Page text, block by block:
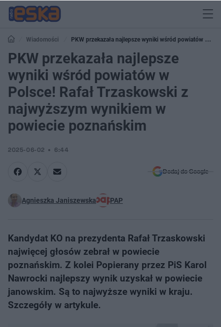
Wiadomości
PKW przekazała najlepsze wyniki wśród powiatów w
Polsce! Rafał Trzaskowski z najwyższym wynikiem w powiecie poznańskim
PKW przekazała najlepsze
wyniki wśród powiatów w
Polsce! Rafał Trzaskowski z
najwyższym wynikiem w
powiecie poznańskim
2025-06-02 6:44
Dodaj do Google
Agnieszka Janiszewska PAP
Kandydat KO na prezydenta Rafał Trzaskowski
najwięcej głosów zebrał w powiecie
poznańskim. Z kolei Popierany przez PiS Karol
Nawrocki najlepszy wynik uzyskał w powiecie
janowskim. Są to najwyższe wyniki w kraju.
Szczegóły w artykule.